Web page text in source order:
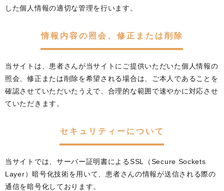
した個人情報の適切な管理を行います。
情報内容の照会、修正または削除
当サイトは、患者さんが当サイトにご提供いただいた個人情報の
照会、修正または削除を希望される場合は、ご本人であることを
確認させていただいたうえで、合理的な範囲で速やかに対応させ
ていただきます。
セキュリティーについて
当サイトでは、サーバー証明書によるSSL（Secure Sockets
Layer）暗号化技術を用いて、患者さんの情報が送信される際の
通信を暗号化しております。